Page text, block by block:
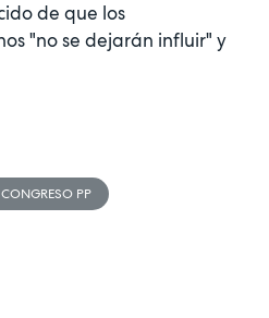
de que los
"no se dejarán influir" y
CONGRESO PP